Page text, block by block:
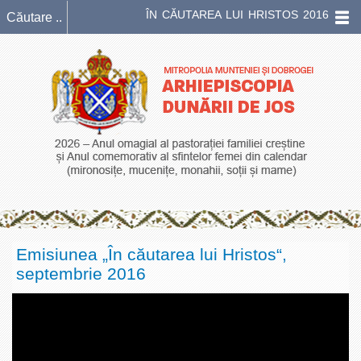
ÎN CĂUTAREA LUI HRISTOS 2016
Emisiunea „În căutarea lui Hristos“,
septembrie 2016